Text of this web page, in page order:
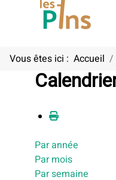
Vous êtes ici : Accueil
Par année
Par mois
Par semaine